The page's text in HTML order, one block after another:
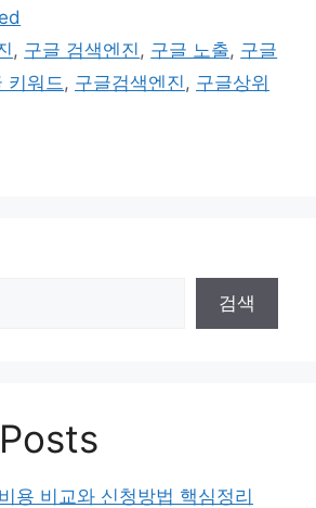
, 구글 검색엔진 , 구글 노출, 구글
키워드 , 구글검색엔진 , 구글상위
검색
용 비교와 신청방법 핵심정리